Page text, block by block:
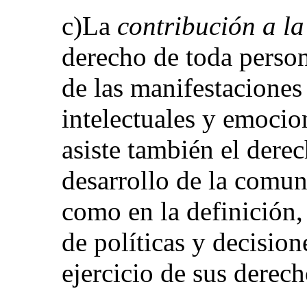
c)La contribución a
derecho de toda
de las
intelectuales y
asiste también el
desarrollo de la
como en la
de políticas y
ejercicio de sus